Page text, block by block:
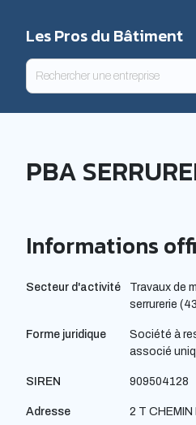
Les Pros du Bâtiment
PBA
Informations
Secteur d'activité
Travaux de
serrurerie
Forme juridique
Société à
associé
SIREN 909504128
Adresse 2 T CHEMIN